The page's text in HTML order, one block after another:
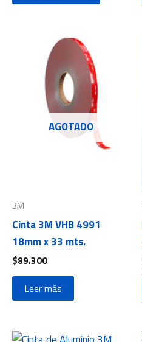
AGOTADO
3M
Cinta 3M VHB 4991
18mm x 33 mts.
$89.300
Leer más